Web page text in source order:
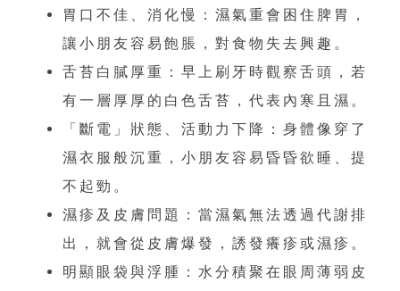
胃口不佳、消化慢：濕氣重會困住脾胃，
讓小朋友容易飽脹，對食物失去興趣。
舌苔白膩厚重：早上刷牙時觀察舌頭，若
有一層厚厚的白色舌苔，代表內寒且濕。
「斷電」狀態、活動力下降：身體像穿了
濕衣服般沉重，小朋友容易昏昏欲睡、提
不起勁。
濕疹及皮膚問題：當濕氣無法透過代謝排
出，就會從皮膚爆發，誘發癢疹或濕疹。
明顯眼袋與浮腫：水分積聚在眼周薄弱皮